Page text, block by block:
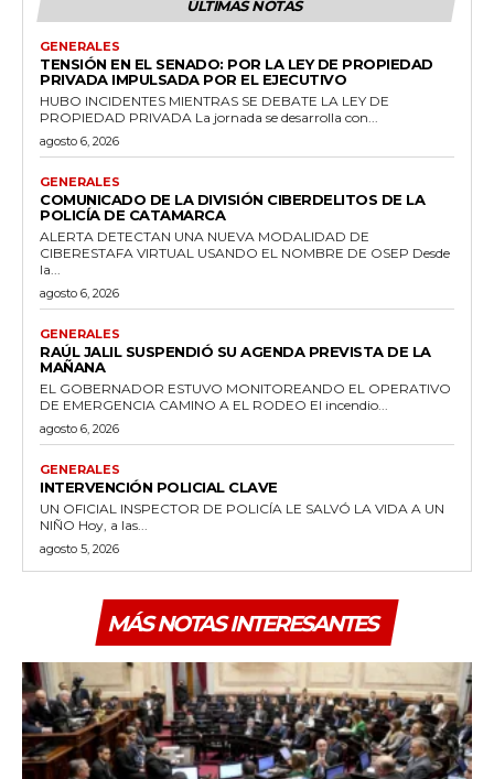
ÚLTIMAS NOTAS
GENERALES
TENSIÓN EN EL SENADO: POR LA LEY DE PROPIEDAD
PRIVADA IMPULSADA POR EL EJECUTIVO
HUBO INCIDENTES MIENTRAS SE DEBATE LA LEY DE
PROPIEDAD PRIVADA La jornada se desarrolla con...
agosto 6, 2026
GENERALES
COMUNICADO DE LA DIVISIÓN CIBERDELITOS DE LA
POLICÍA DE CATAMARCA
ALERTA DETECTAN UNA NUEVA MODALIDAD DE
CIBERESTAFA VIRTUAL USANDO EL NOMBRE DE OSEP Desde
la...
agosto 6, 2026
GENERALES
RAÚL JALIL SUSPENDIÓ SU AGENDA PREVISTA DE LA
MAÑANA
EL GOBERNADOR ESTUVO MONITOREANDO EL OPERATIVO
DE EMERGENCIA CAMINO A EL RODEO El incendio...
agosto 6, 2026
GENERALES
INTERVENCIÓN POLICIAL CLAVE
UN OFICIAL INSPECTOR DE POLICÍA LE SALVÓ LA VIDA A UN
NIÑO Hoy, a las...
agosto 5, 2026
MÁS NOTAS INTERESANTES